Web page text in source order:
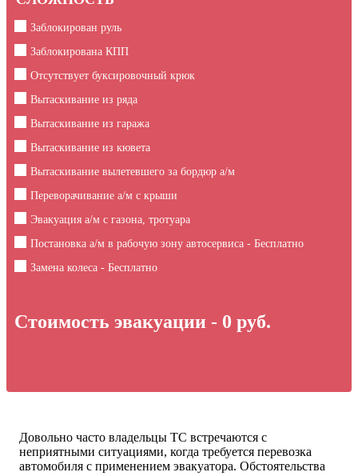
Заблокирован руль
Заблокирована КПП
Отсутствует буксировочный крюк
Вытаскивание из ряда
Вытаскивание из гаража
Вытаскивание из кювета
Вытаскивание вылетевшего за бордюр а/м
Переворачивание а/м с крыши
Эвакуация а/м с газона, тротуара
Постановка а/м в рабочую зону автосервиса - Бесплатно
Замена колеса - Бесплатно
Стоимость эвакуации - 0 руб.
Довольно часто владельцы ТС встречаются с
неприятными ситуациями, когда требуется перевозка
автомобиля с применением эвакуатора. Обстоятельства